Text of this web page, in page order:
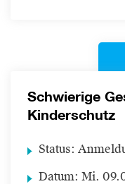
Schwierige
Kinderschutz
Status:
Datum: Mi.